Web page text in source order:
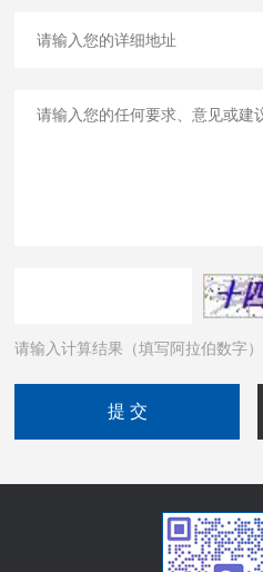
请输入计算结果（填写阿拉伯数字